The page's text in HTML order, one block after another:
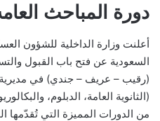
دورة المباحث
أعلنت وزارة الداخلية للشؤون
السعودية عن فتح باب القبول
(رقيب – عريف – جندي) في مديرية
(الثانوية العامة، الدبلوم،
من الدورات المميزة التي تُقدّمها